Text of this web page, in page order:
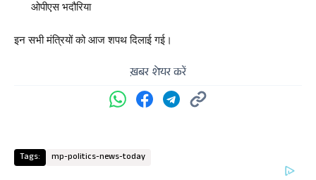
ओपीएस भदौरिया
इन सभी मंत्रियों को आज शपथ दिलाई गई।
ख़बर शेयर करें
Tags: mp-politics-news-today